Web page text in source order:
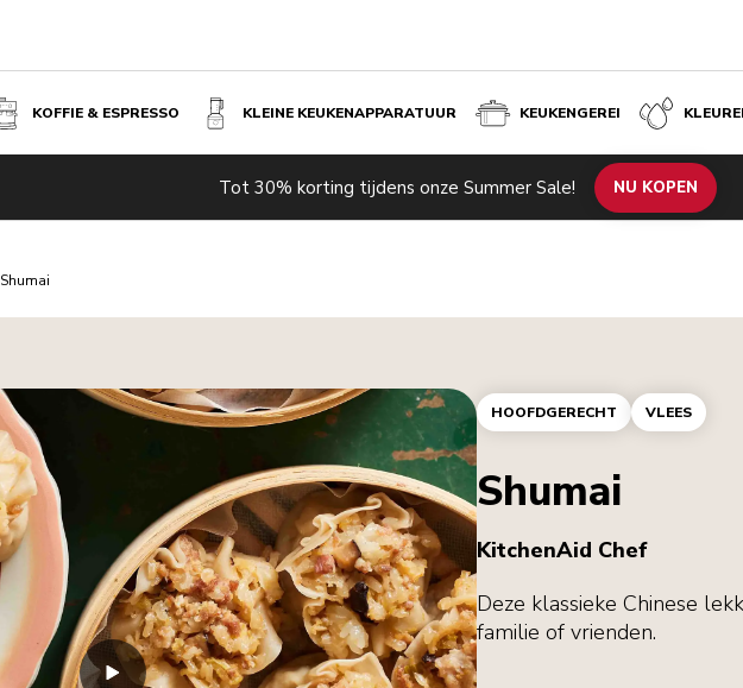
KOFFIE & ESPRESSO KLEINE KEUKENAPPARATUUR KEUKENGEREI
Tot 30% korting tijdens onze Summer Sale! NU KOPEN
Shumai
HOOFDGERECHT VLEES
Shumai
KitchenAid Chef
Deze klassieke Chinese
familie of vrienden.